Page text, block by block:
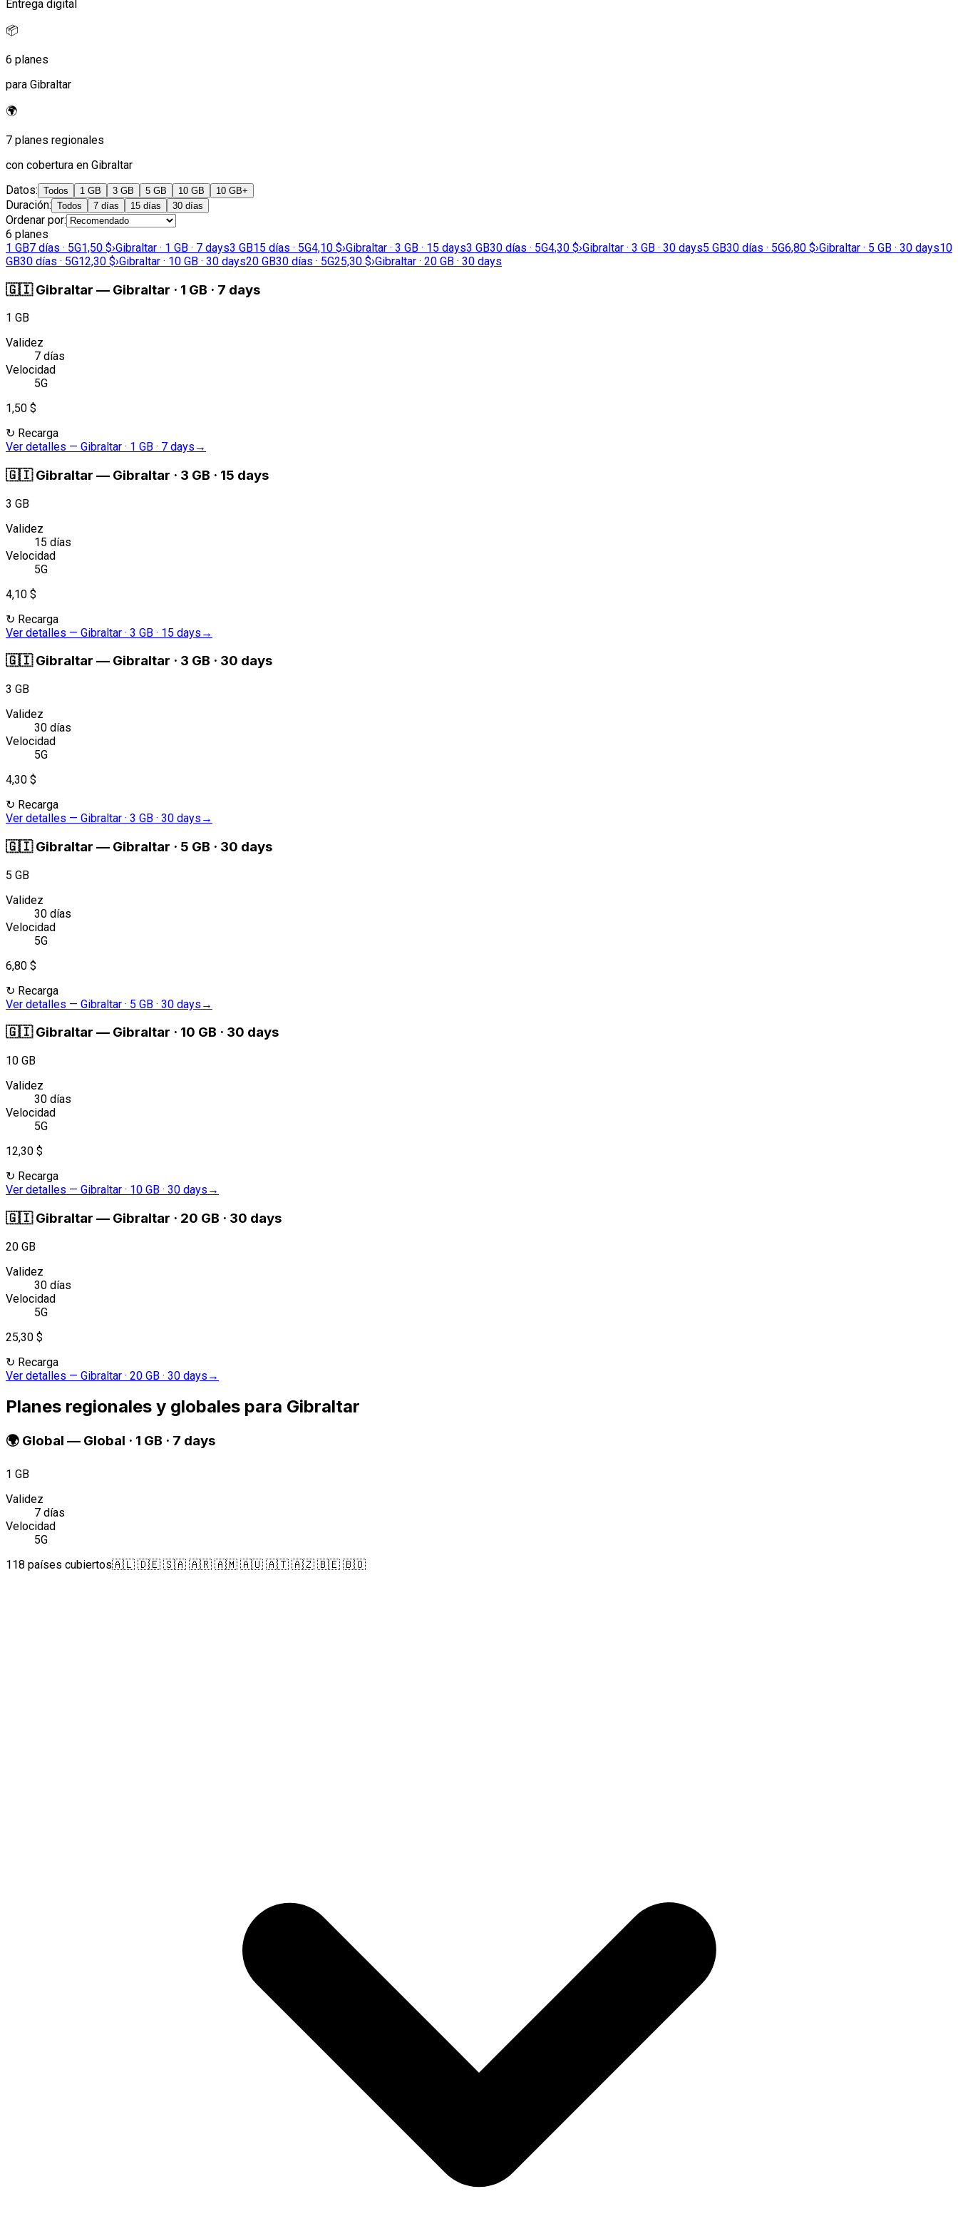
Entrega digital
📦
6 planes
para Gibraltar
🌍
7 planes regionales
con cobertura en Gibraltar
Datos: Todos 1 GB 3 GB 5 GB 10 GB 10 GB+
Duración: Todos 7 días 15 días 30 días
Ordenar por:
6 planes
1 GB7 días · 5G1,50 $›Gibraltar · 1 GB · 7 days3 GB15 días · 5G4,10 $›Gibraltar · 3 GB · 15 days3 GB30 días · 5G4,30 $›Gibraltar · 3 GB · 30 days5 GB30 días · 5G6,80 $›Gibraltar · 5 GB · 30 days10
GB30 días · 5G12,30 $›Gibraltar · 10 GB · 30 days20 GB30 días · 5G25,30 $›Gibraltar · 20 GB · 30 days
🇬🇮 Gibraltar — Gibraltar · 1 GB · 7 days
1 GB
Validez
7 días
Velocidad
5G
1,50 $
↻ Recarga
Ver detalles — Gibraltar · 1 GB · 7 days →
🇬🇮 Gibraltar — Gibraltar · 3 GB · 15 days
3 GB
Validez
15 días
Velocidad
5G
4,10 $
↻ Recarga
Ver detalles — Gibraltar · 3 GB · 15 days →
🇬🇮 Gibraltar — Gibraltar · 3 GB · 30 days
3 GB
Validez
30 días
Velocidad
5G
4,30 $
↻ Recarga
Ver detalles — Gibraltar · 3 GB · 30 days →
🇬🇮 Gibraltar — Gibraltar · 5 GB · 30 days
5 GB
Validez
30 días
Velocidad
5G
6,80 $
↻ Recarga
Ver detalles — Gibraltar · 5 GB · 30 days →
🇬🇮 Gibraltar — Gibraltar · 10 GB · 30 days
10 GB
Validez
30 días
Velocidad
5G
12,30 $
↻ Recarga
Ver detalles — Gibraltar · 10 GB · 30 days →
🇬🇮 Gibraltar — Gibraltar · 20 GB · 30 days
20 GB
Validez
30 días
Velocidad
5G
25,30 $
↻ Recarga
Ver detalles — Gibraltar · 20 GB · 30 days →
Planes regionales y globales para Gibraltar
🌍 Global — Global · 1 GB · 7 days
1 GB
Validez
7 días
Velocidad
5G
118 países cubiertos🇦🇱 🇩🇪 🇸🇦 🇦🇷 🇦🇲 🇦🇺 🇦🇹 🇦🇿 🇧🇪 🇧🇴